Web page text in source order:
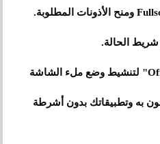
شريط الحالة.
- اضغط على الزر الذي يقول "Off" لتنشيط وضع ملء الشاشة
به وتطبيقاتك بدون أشرطة